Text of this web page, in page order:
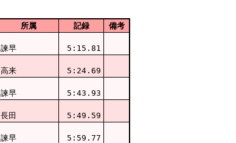
所属 記録 備考
諫早 5:15.81
高来 5:24.69
諫早 5:43.93
長田 5:49.59
諫早 5:59.77